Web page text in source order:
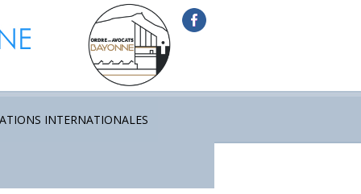
INTERNATIONALES